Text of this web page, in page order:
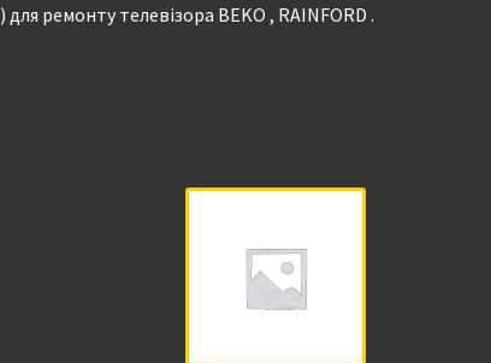
ремонту телевізора BEKO , RAINFORD .